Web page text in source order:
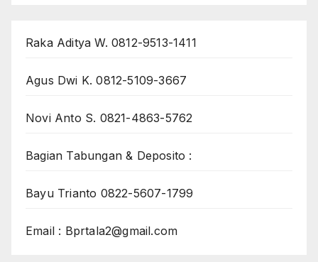
Raka Aditya W. 0812-9513-1411
Agus Dwi K. 0812-5109-3667
Novi Anto S. 0821-4863-5762
Bagian Tabungan & Deposito :
Bayu Trianto 0822-5607-1799
Email : Bprtala2@gmail.com